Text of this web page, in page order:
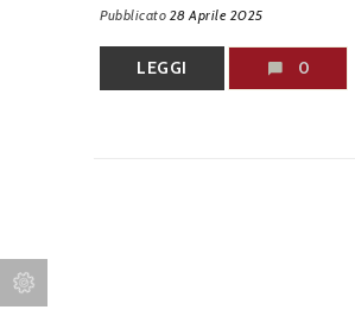
Pubblicato 28 Aprile 2025
LEGGI 0